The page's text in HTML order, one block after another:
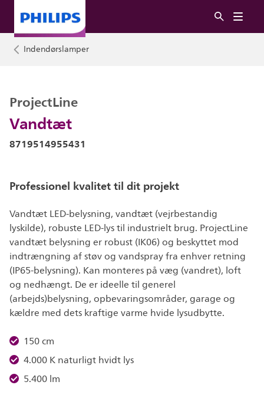
Indendørslamper
Vandtæt
ProjectLine
8719514955431
Professionel kvalitet til dit projekt
Vandtæt LED-belysning, vandtæt (vejrbestandig
lyskilde), robuste LED-lys til industrielt brug. ProjectLine
vandtæt belysning er robust (IK06) og beskyttet mod
indtrængning af støv og vandspray fra enhver retning
(IP65-belysning). Kan monteres på væg (vandret), loft
og nedhængt. De er ideelle til generel
(arbejds)belysning, opbevaringsområder, garage og
kældre med dets kraftige varme hvide lysudbytte.
150 cm
4.000 K naturligt hvidt lys
5.400 lm